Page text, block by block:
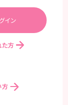
方
方